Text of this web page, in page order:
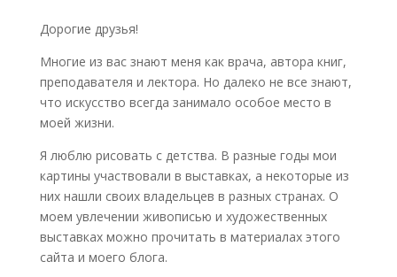
Дорогие друзья!
Многие из вас знают меня как врача, автора книг,
преподавателя и лектора. Но далеко не все знают,
что искусство всегда занимало особое место в
моей жизни.
Я люблю рисовать с детства. В разные годы мои
картины участвовали в выставках, а некоторые из
них нашли своих владельцев в разных странах. О
моем увлечении живописью и художественных
выставках можно прочитать в материалах этого
сайта и моего блога.